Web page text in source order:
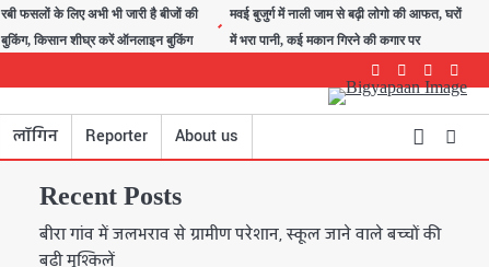
रबी फसलों के लिए अभी भी जारी है बीजों की
बुकिंग, किसान शीघ्र करें ऑनलाइन बुकिंग
मवई बुजुर्ग में नाली जाम से बढ़ी लोगो की आफत, घरों
में भरा पानी, कई मकान गिरने की कगार पर
Facebook
Instagram
youtube
लॉगिन Reporter About us
Recent Posts
बीरा गांव में जलभराव से ग्रामीण परेशान, स्कूल जाने वाले बच्चों की
बढ़ी मुश्किलें